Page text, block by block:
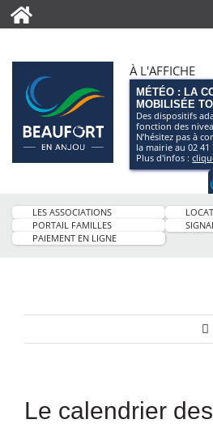
À L'AFFICHE
MÉTÉO : LA
MOBILISÉE
Des dispositifs
fonction des
N’hésitez pas à
la mairie au 02 41
Plus d'infos :
LES ASSOCIATIONS
PORTAIL FAMILLES
PAIEMENT EN LIGNE
Le calendrier